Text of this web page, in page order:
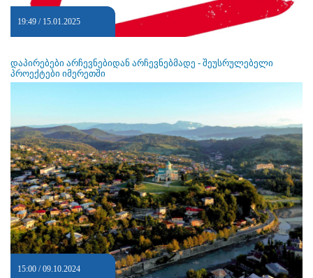
19:49 / 15.01.2025
დაპირებები არჩევნებიდან არჩევნებმადე - შეუსრულებელი
პროექტები იმერეთში
15:00 / 09.10.2024